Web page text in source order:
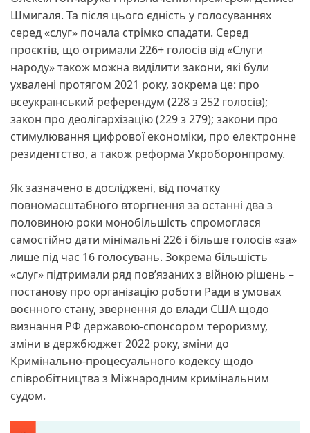
Шмигаля. Та після цього єдність у голосуваннях
серед «слуг» почала стрімко спадати. Серед
проєктів, що отримали 226+ голосів від «Слуги
народу» також можна виділити закони, які були
ухвалені протягом 2021 року, зокрема це: про
всеукраїнський референдум (228 з 252 голосів);
закон про деолігархізацію (229 з 279); закони про
стимулювання цифрової економіки, про електронне
резидентство, а також реформа Укроборонпрому.
Як зазначено в досліджені, від початку
повномасштабного вторгнення за останні два з
половиною роки монобільшість спромоглася
самостійно дати мінімальні 226 і більше голосів «за»
лише під час 16 голосувань. Зокрема більшість
«слуг» підтримали ряд пов’язаних з війною рішень –
постанову про організацію роботи Ради в умовах
воєнного стану, звернення до влади США щодо
визнання РФ державою-спонсором тероризму,
зміни в держбюджет 2022 року, зміни до
Кримінально-процесуального кодексу щодо
співробітництва з Міжнародним кримінальним
судом.